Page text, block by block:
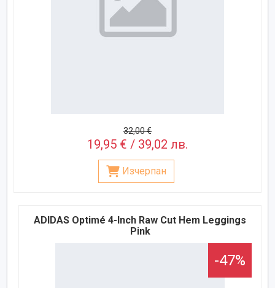
32,00 €
19,95 € / 39,02 лв.
Изчерпан
ADIDAS Optimé 4-Inch Raw Cut Hem Leggings
Pink
-47%